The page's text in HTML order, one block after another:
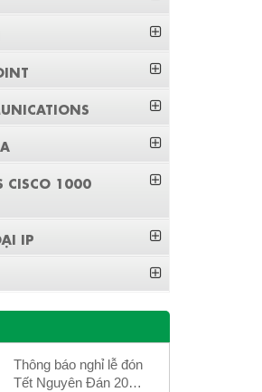
CISCO 1000
IP
Thông báo nghỉ lễ đón
Tết Nguyên Đán 2026